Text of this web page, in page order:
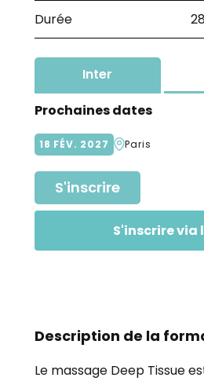
Description de la
Le massage Deep Tissue
Durée
Inter
Prochaines dates
18 FÉV 2027 Paris
S'inscrire
S'inscrire via